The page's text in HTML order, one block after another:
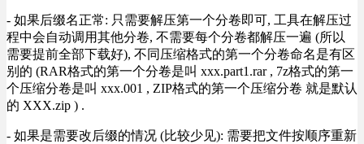
- 如果后缀名正常: 只需要解压第一个分卷即可, 工具在解压过
程中会自动调用其他分卷, 不需要每个分卷都解压一遍 (所以
需要提前全部下载好), 不同压缩格式的第一个分卷命名是有区
别的 (RAR格式的第一个分卷是叫 xxx.part1.rar , 7z格式的第一
个压缩分卷是叫 xxx.001 , ZIP格式的第一个压缩分卷 就是默认
的 XXX.zip ) .
- 如果是需要改后缀的情况 (比较少见): 需要把文件按顺序重新